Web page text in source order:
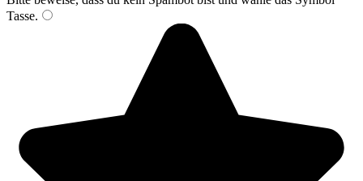
Tasse.